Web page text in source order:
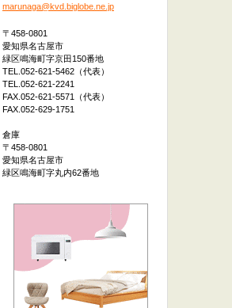
marunaga@kvd.biglobe.ne.jp
〒458-0801
愛知県名古屋市
緑区鳴海町字京田150番地
TEL.052-621-5462（代表）
TEL.052-621-2241
FAX.052-621-5571（代表）
FAX.052-629-1751
倉庫
〒458-0801
愛知県名古屋市
緑区鳴海町字丸内62番地